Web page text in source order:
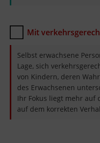
Mit
Selbst erwachsene
Lage, sich
von Kindern, deren
des Erwachsenen
Ihr Fokus liegt mehr auf
auf dem korrekten